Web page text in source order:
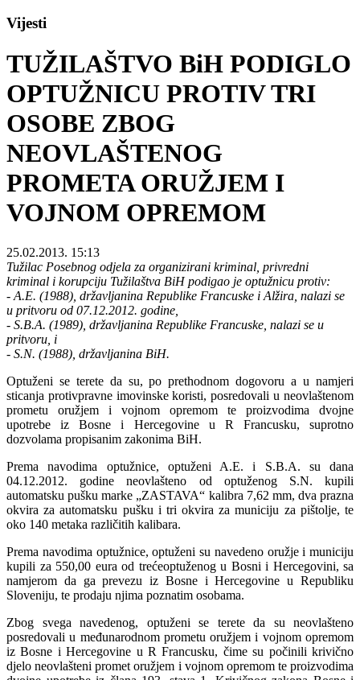
Vijesti
TUŽILAŠTVO BiH PODIGLO
OPTUŽNICU PROTIV TRI
OSOBE ZBOG
NEOVLAŠTENOG
PROMETA ORUŽJEM I
VOJNOM OPREMOM
25.02.2013. 15:13
Tužilac Posebnog odjela za organizirani kriminal, privredni
kriminal i korupciju Tužilaštva BiH podigao je optužnicu protiv:
- A.E. (1988), državljanina Republike Francuske i Alžira, nalazi se
u pritvoru od 07.12.2012. godine,
- S.B.A. (1989), državljanina Republike Francuske, nalazi se u
pritvoru, i
- S.N. (1988), državljanina BiH.
Optuženi se terete da su, po prethodnom dogovoru a u namjeri
sticanja protivpravne imovinske koristi, posredovali u neovlaštenom
prometu oružjem i vojnom opremom te proizvodima dvojne
upotrebe iz Bosne i Hercegovine u R Francusku, suprotno
dozvolama propisanim zakonima BiH.
Prema navodima optužnice, optuženi A.E. i S.B.A. su dana
04.12.2012. godine neovlašteno od optuženog S.N. kupili
automatsku pušku marke „ZASTAVA“ kalibra 7,62 mm, dva prazna
okvira za automatsku pušku i tri okvira za municiju za pištolje, te
oko 140 metaka različitih kalibara.
Prema navodima optužnice, optuženi su navedeno oružje i municiju
kupili za 550,00 eura od trećeoptuženog u Bosni i Hercegovini, sa
namjerom da ga prevezu iz Bosne i Hercegovine u Republiku
Sloveniju, te prodaju njima poznatim osobama.
Zbog svega navedenog, optuženi se terete da su neovlašteno
posredovali u međunarodnom prometu oružjem i vojnom opremom
iz Bosne i Hercegovine u R Francusku, čime su počinili krivično
djelo neovlašteni promet oružjem i vojnom opremom te proizvodima